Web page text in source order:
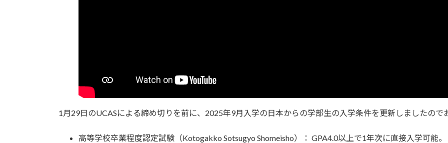
1月29日のUCASによる締め切りを前に、2025年9月入学の日本からの学部生の入学条件を更新しましたので
高等学校卒業程度認定試験（Kotogakko Sotsugyo Shomeisho）： GPA4.0以上で1年次に直接入学可能。